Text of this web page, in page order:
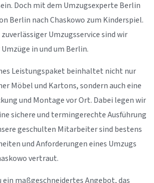
Doch mit dem Umzugsexperte Berlin
Berlin nach Chaskowo zum Kinderspiel.
Umzugsservice sind wir
in und um Berlin.
Leistungspaket beinhaltet nicht nur
Möbel und Kartons, sondern auch eine
und Montage vor Ort. Dabei legen wir
sichere und termingerechte Ausführung
geschulten Mitarbeiter sind bestens
und Anforderungen eines Umzugs
vertraut.
ein maßgeschneidertes Angebot, das